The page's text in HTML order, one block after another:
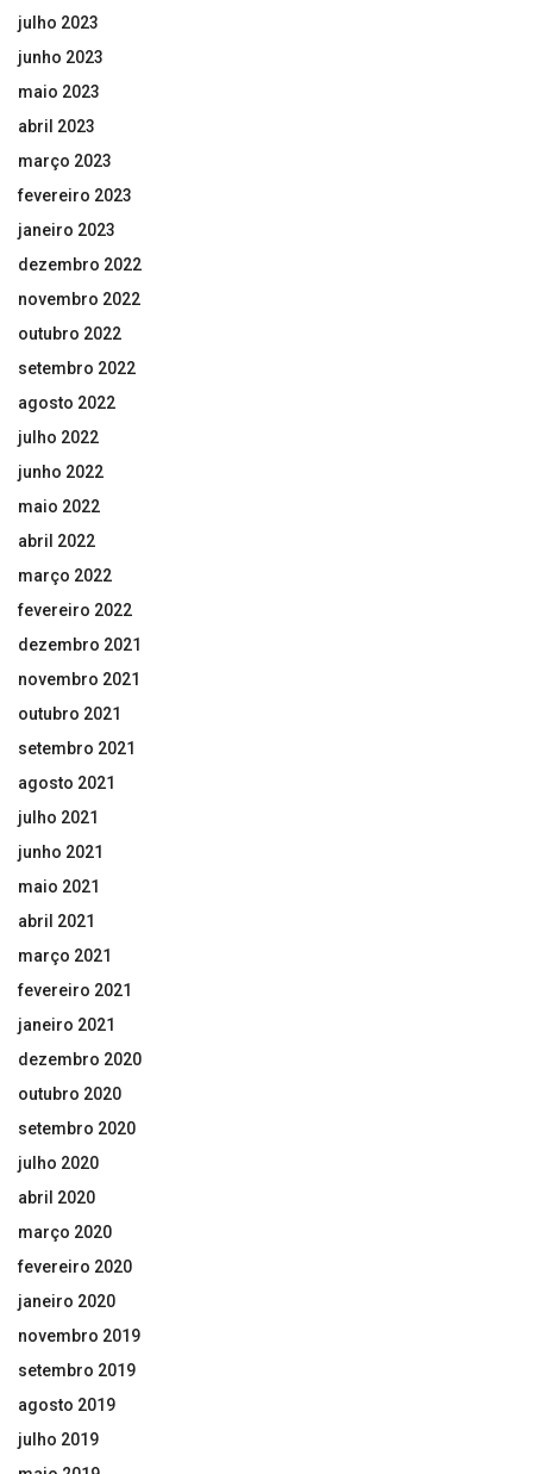
julho 2023
junho 2023
maio 2023
abril 2023
março 2023
fevereiro 2023
janeiro 2023
dezembro 2022
novembro 2022
outubro 2022
setembro 2022
agosto 2022
julho 2022
junho 2022
maio 2022
abril 2022
março 2022
fevereiro 2022
dezembro 2021
novembro 2021
outubro 2021
setembro 2021
agosto 2021
julho 2021
junho 2021
maio 2021
abril 2021
março 2021
fevereiro 2021
janeiro 2021
dezembro 2020
outubro 2020
setembro 2020
julho 2020
abril 2020
março 2020
fevereiro 2020
janeiro 2020
novembro 2019
setembro 2019
agosto 2019
julho 2019